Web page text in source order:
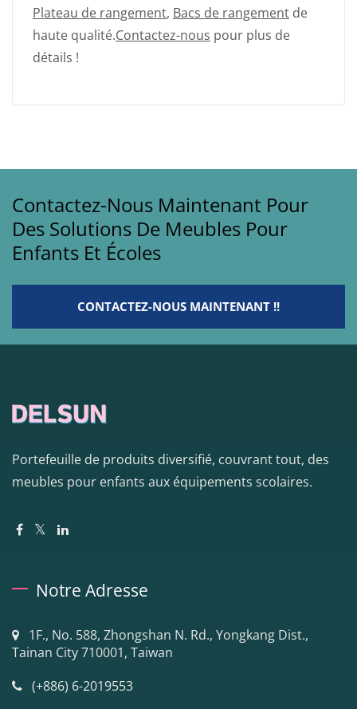
Plateau de rangement, Bacs de rangement de
haute qualité.Contactez-nous pour plus de
détails !
Contactez-Nous Maintenant Pour
Des Solutions De Meubles Pour
Enfants Et Écoles
CONTACTEZ-NOUS MAINTENANT !!
Portefeuille de produits diversifié, couvrant tout, des
meubles pour enfants aux équipements scolaires.
Notre Adresse
1F., No. 588, Zhongshan N. Rd., Yongkang Dist.,
Tainan City 710001, Taiwan
(+886) 6-2019553